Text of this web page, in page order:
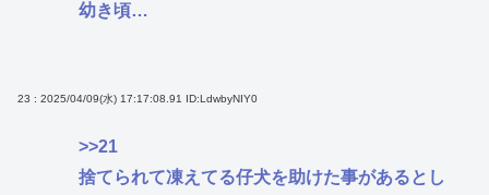
幼き頃…
23 : 2025/04/09(水) 17:17:08.91 ID:LdwbyNIY0
>>21
捨てられて凍えてる仔犬を助けた事があるとし